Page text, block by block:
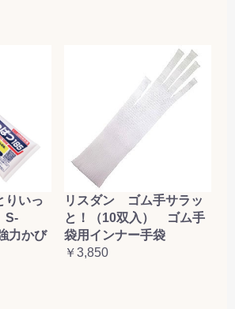
いっ
S-
力かび
リスダン ゴム手サラッ
と！（10双入） ゴム手
袋用インナー手袋
￥3,850